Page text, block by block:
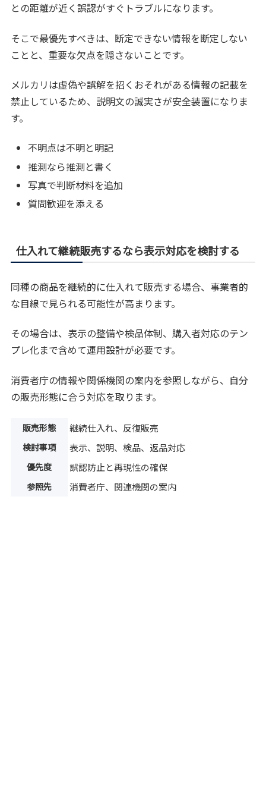
との距離が近く誤認がすぐトラブルになります。
そこで最優先すべきは、断定できない情報を断定しない
ことと、重要な欠点を隠さないことです。
メルカリは虚偽や誤解を招くおそれがある情報の記載を
禁止しているため、説明文の誠実さが安全装置になりま
す。
不明点は不明と明記
推測なら推測と書く
写真で判断材料を追加
質問歓迎を添える
仕入れて継続販売するなら表示対応を検討する
同種の商品を継続的に仕入れて販売する場合、事業者的
な目線で見られる可能性が高まります。
その場合は、表示の整備や検品体制、購入者対応のテン
プレ化まで含めて運用設計が必要です。
消費者庁の情報や関係機関の案内を参照しながら、自分
の販売形態に合う対応を取ります。
販売形態 継続仕入れ、反復販売
検討事項 表示、説明、検品、返品対応
優先度 誤認防止と再現性の確保
参照先 消費者庁、関連機関の案内